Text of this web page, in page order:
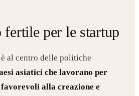
per le startup
al centro delle politiche
asiatici che lavorano per
alla creazione e